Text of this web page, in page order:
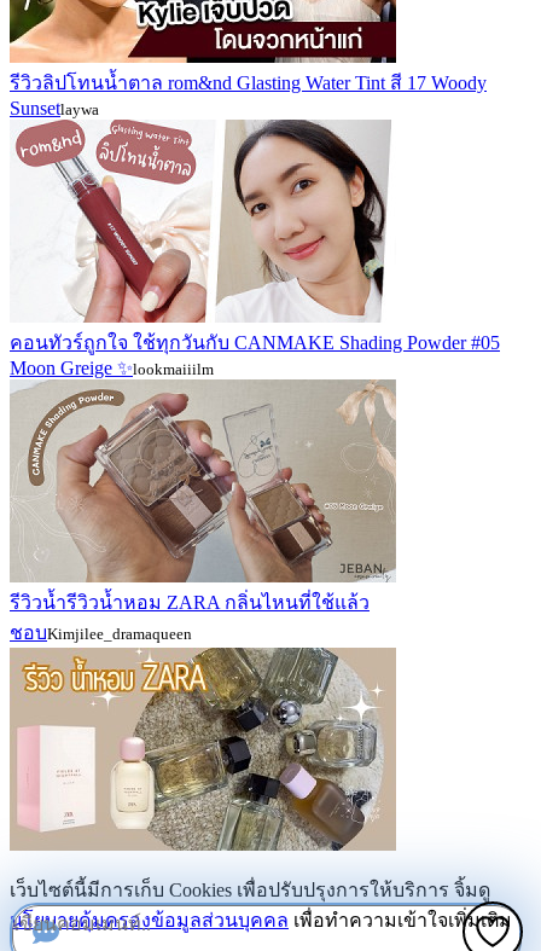
รีวิวลิปโทนน้ำตาล rom&nd Glasting Water Tint สี 17 Woody
Sunsetlaywa
คอนทัวร์ถูกใจ ใช้ทุกวันกับ CANMAKE Shading Powder #05
Moon Greige ✨lookmaiiilm
รีวิวน้ำรีวิวน้ำหอม ZARA กลิ่นไหนที่ใช้แล้ว
ชอบKimjilee_dramaqueen
เว็บไซต์นี้มีการเก็บ Cookies เพื่อปรับปรุงการให้บริการ จิ้มดู
นโยบายคุ้มครองข้อมูลส่วนบุคคล เพื่อทำความเข้าใจเพิ่มเติม